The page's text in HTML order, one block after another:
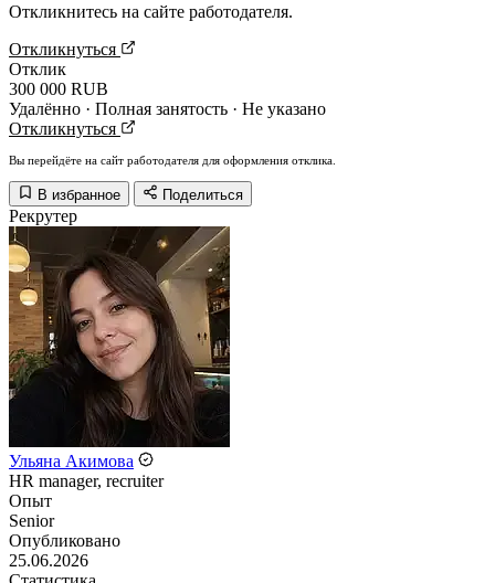
Откликнитесь на сайте работодателя.
Откликнуться
Отклик
300 000 RUB
Удалённо · Полная занятость · Не указано
Откликнуться
Вы перейдёте на сайт работодателя для оформления отклика.
В избранное Поделиться
Рекрутер
Ульяна Акимова
HR manager, recruiter
Опыт
Senior
Опубликовано
25.06.2026